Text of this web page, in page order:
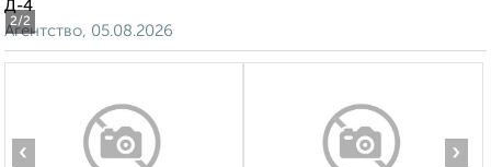
2/2
Д-4
Агентство, 05.08.2026
‹ ›